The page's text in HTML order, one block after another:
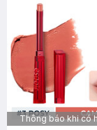
Thông báo khi có